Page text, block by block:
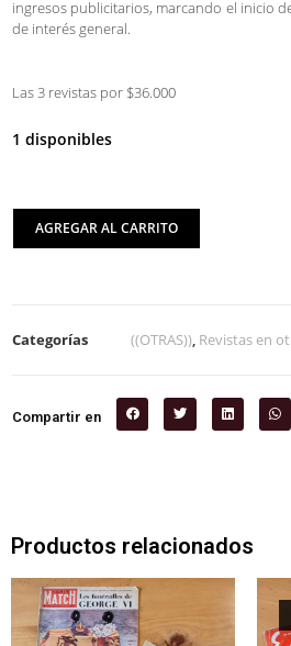
ingresos publicitarios, marcando el inicio
de interés general.
Las 3 revistas por $36.000
1 disponibles
AGREGAR AL CARRITO
Categorías ((OTRAS)), Revistas en
Compartir en
Productos relacionados